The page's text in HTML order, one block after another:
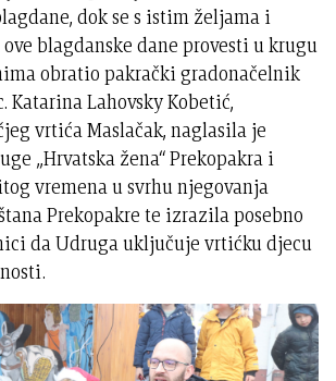
dok se s istim željama i
blagdanske dane provesti u krugu
obratio pakrački gradonačelnik
Katarina Lahovsky Kobetić,
vrtića Maslačak, naglasila je
„Hrvatska žena“ Prekopakra i
vremena u svrhu njegovanja
Prekopakre te izrazila posebno
da Udruga uključuje vrtićku djecu